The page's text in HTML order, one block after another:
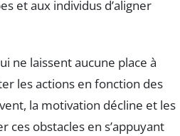
et aux individus d’aligner
ne laissent aucune place à
les actions en fonction des
la motivation décline et les
ces obstacles en s’appuyant